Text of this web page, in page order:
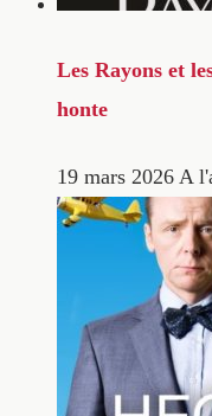
Les Rayons et
honte
19 mars 2026 A